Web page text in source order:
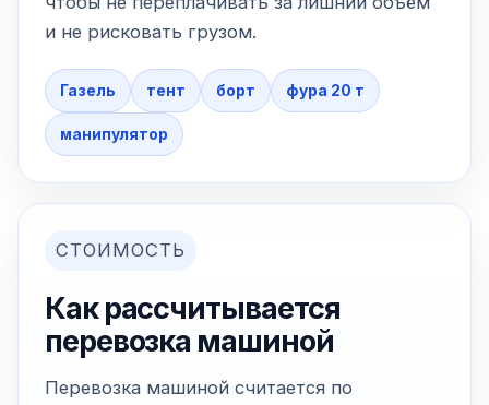
и не рисковать грузом.
Газель тент борт фура 20 т
манипулятор
СТОИМОСТЬ
Как рассчитывается
перевозка машиной
Перевозка машиной считается по